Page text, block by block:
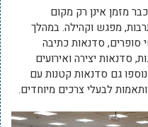
מזמן אינן רק מקום
מפגש וקהילה. במהלך
סופרים, סדנאות כתיבה
סדנאות יצירה ואירועים
גם סדנאות קטנות עם
לבעלי צרכים מיוחדים.